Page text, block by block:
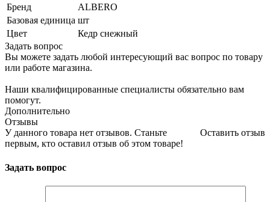
Бренд
ALBERO
Базовая единица шт
Цвет
Кедр снежный
Задать вопрос
Вы можете задать любой интересующий вас вопрос по товару
или работе магазина.
Наши квалифицированные специалисты обязательно вам
помогут.
Дополнительно
Отзывы
Оставить отзыв
У данного товара нет отзывов. Станьте
первым, кто оставил отзыв об этом товаре!
Задать вопрос